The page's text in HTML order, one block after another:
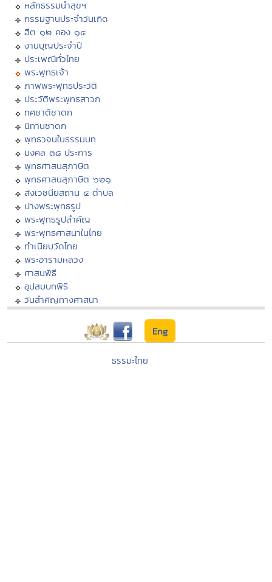
หลักธรรมนำสุขฯ
กรรมฐานประจำวันเกิด
ฮีต ๑๒ คอง ๑๔
งานบุญประจำปี
ประเพณีทั่วไทย
พระพุทธเจ้า
ภาพพระพุทธประวัติ
ประวัติพระพุทธสาวก
ทศชาติชาดก
นิทานชาดก
พุทธวจนในธรรมบท
มงคล ๓๘ ประการ
พุทธศาสนสุภาษิต
พุทธศาสนสุภาษิต ๖๒๑
สังเวชนียสถาน ๔ ตำบล
ปางพระพุทธรูป
พระพุทธรูปสำคัญ
พระพุทธศาสนาในไทย
ทำเนียบวัดไทย
พระอารามหลวง
ศาสนพิธี
อุปสมบทพิธี
วันสำคัญทางศาสนา
Eng
ธรรมะไทย